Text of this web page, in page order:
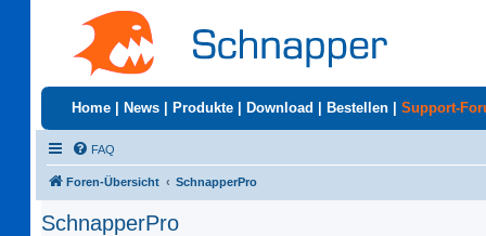
Home News Produkte Download Bestellen Support-
FAQ
Foren-Übersicht SchnapperPro
SchnapperPro